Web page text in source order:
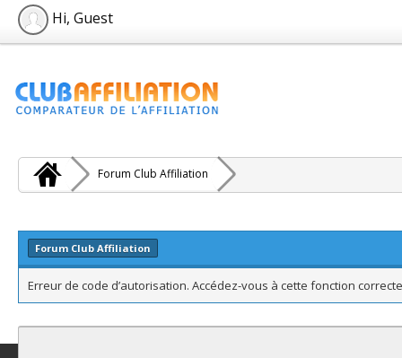
Hi, Guest
Forum Club Affiliation
Forum Club Affiliation
Erreur de code d’autorisation. Accédez-vous à cette fonction